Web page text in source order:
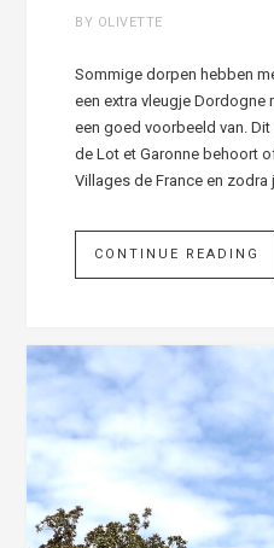
BY OLIVETTE
Sommige dorpen hebben
een extra vleugje
een goed voorbeeld van.
de Lot et Garonne behoort
Villages de France en zodra
CONTINUE READING